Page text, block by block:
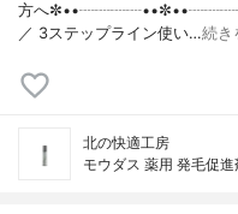
方へ
／ 3ステップライン使い…続き
北の快適工房
モウダス 薬用 発毛促進